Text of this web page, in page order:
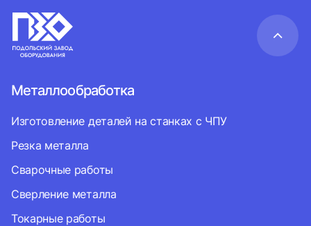
Металлообработка
Изготовление деталей на станках с ЧПУ
Резка металла
Сварочные работы
Сверление металла
Токарные работы